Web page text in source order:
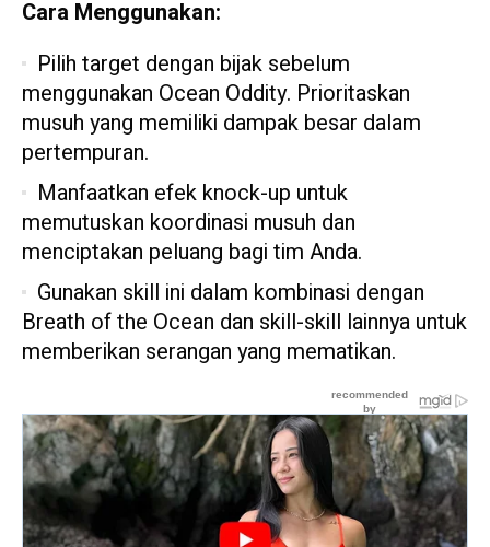
Cara Menggunakan:
Pilih target dengan bijak sebelum
menggunakan Ocean Oddity. Prioritaskan
musuh yang memiliki dampak besar dalam
pertempuran.
Manfaatkan efek knock-up untuk
memutuskan koordinasi musuh dan
menciptakan peluang bagi tim Anda.
Gunakan skill ini dalam kombinasi dengan
Breath of the Ocean dan skill-skill lainnya untuk
memberikan serangan yang mematikan.